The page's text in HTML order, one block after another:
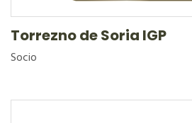
Torrezno de Soria IGP
Socio